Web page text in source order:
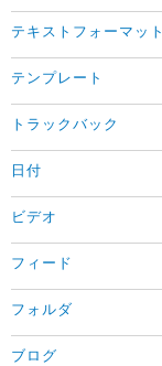
テキストフォーマット
テンプレート
トラックバック
日付
ビデオ
フィード
フォルダ
ブログ